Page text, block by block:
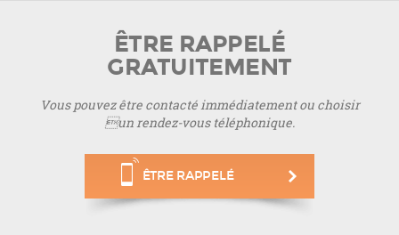
ÊTRE RAPPELÉ
GRATUITEMENT
Vous pouvez être contacté immédiatement ou choisir
un rendez-vous téléphonique.
ÊTRE RAPPELÉ